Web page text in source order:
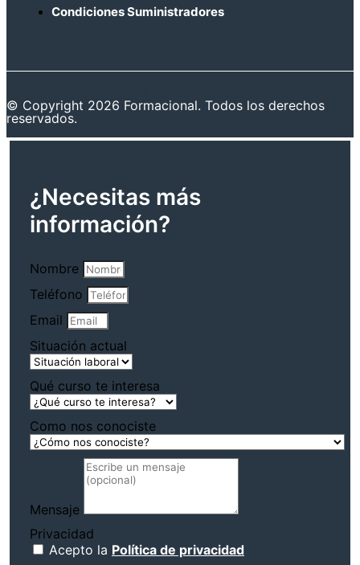
Condiciones Suministradores
© Copyright 2026 Formacional. Todos los derechos
reservados.
¿Necesitas más
información?
Nombre
Teléfono
Email
Situación actual
Qué curso te interesa
Como nos conociste
Mensaje
Privacidad
Acepto la Política de privacidad